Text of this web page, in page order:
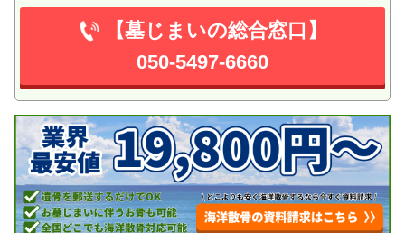
【墓じまいの総合窓口】
050-5497-6660